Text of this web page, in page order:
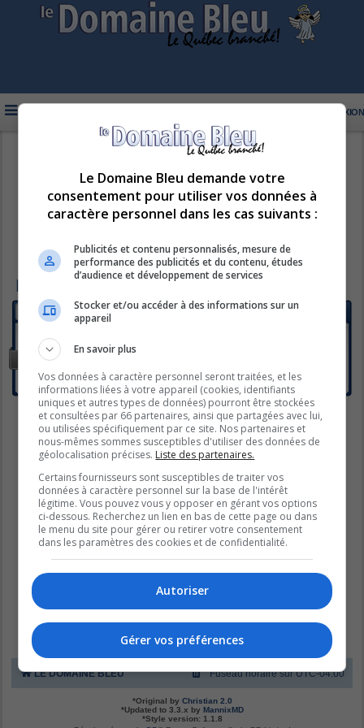
CONNEXION
RÈGLEMENTS DU FORUM
h
e
RÈGLEMENTS DU FORUM
FORUM
Section de choix du débutant ou de celui qui veut tout savoir en
premier de vous informer. Prenez le temps…
Sujets :19
Aller
LE DOMAINE BLEU Fuseau horaire surUTC-04:00
*Original by Christian 2.0
*Updated to 3.3.x by MannixMD
*Style version: 1.1.8
Le Domaine Bleu demande votre
consentement pour utiliser vos données à
caractère personnel dans les cas suivants :
Publicités et contenu personnalisés, mesure de
performance des publicités et du contenu, études
d’audience et développement de services
Stocker et/ou accéder à des informations sur un
appareil
En savoir plus
Vos données à caractère personnel seront traitées, et les
informations liées à votre appareil (cookies, identifiants
uniques et autres types de données) pourront être stockées
et consultées par 66 partenaires, ainsi que partagées avec lui,
ou utilisées spécifiquement par ce site. Nos partenaires et
nous-mêmes sommes susceptibles d'utiliser des données de
géolocalisation précises. Liste des partenaires.
Certains fournisseurs sont susceptibles de traiter vos
données à caractère personnel sur la base de l'intérêt
légitime. Vous pouvez vous y opposer en gérant vos options
ci-dessous. Recherchez un lien en bas de cette page ou dans
le menu du site pour gérer ou retirer votre consentement
dans les paramètres des cookies et de confidentialité.
Autoriser
Gérer vos préférences